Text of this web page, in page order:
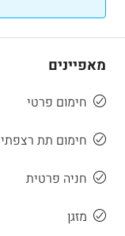
מאפיינים
חימום פרטי
חימום תת רצפתי
חניה פרטית
מזגן